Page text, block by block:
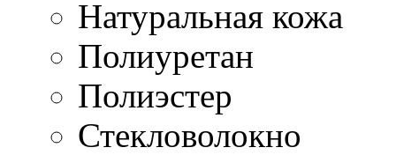
Натуральная кожа
Полиуретан
Полиэстер
Стекловолокно